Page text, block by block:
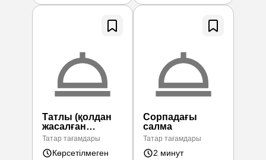
Татлы (қолдан
жасалған
помада)
Татар тағамдары
Көрсетілмеген
Сорпадағы
салма
Татар тағамдары
2 минут